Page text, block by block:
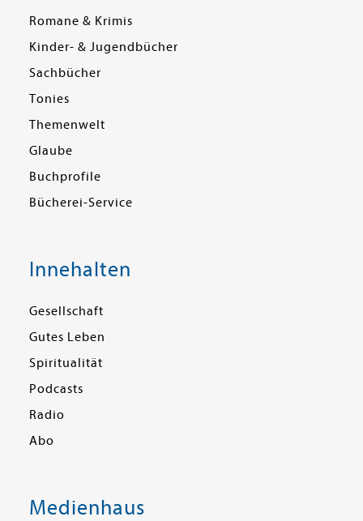
Romane & Krimis
Kinder- & Jugendbücher
Sachbücher
Tonies
Themenwelt
Glaube
Buchprofile
Bücherei-Service
Innehalten
Gesellschaft
Gutes Leben
Spiritualität
Podcasts
Radio
Abo
Medienhaus